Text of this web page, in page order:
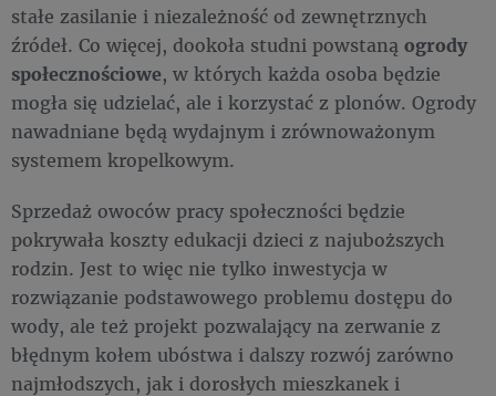
stałe zasilanie i niezależność od zewnętrznych
źródeł. Co więcej, dookoła studni powstaną ogrody
społecznościowe, w których każda osoba będzie
mogła się udzielać, ale i korzystać z plonów. Ogrody
nawadniane będą wydajnym i zrównoważonym
systemem kropelkowym.
Sprzedaż owoców pracy społeczności będzie
pokrywała koszty edukacji dzieci z najuboższych
rodzin. Jest to więc nie tylko inwestycja w
rozwiązanie podstawowego problemu dostępu do
wody, ale też projekt pozwalający na zerwanie z
błędnym kołem ubóstwa i dalszy rozwój zarówno
najmłodszych, jak i dorosłych mieszkanek i